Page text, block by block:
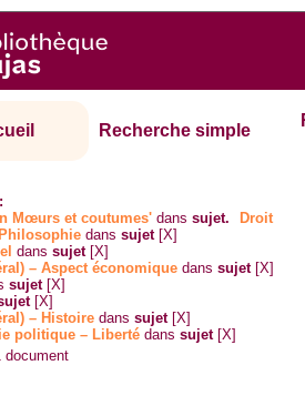
Recherche simple
Mœurs et coutumes' danssujet.
Droit
danssujet [X]
danssujet [X]
– Aspect économique danssujet [X]
sujet [X]
[X]
– Histoire danssujet [X]
politique – Liberté danssujet [X]
document